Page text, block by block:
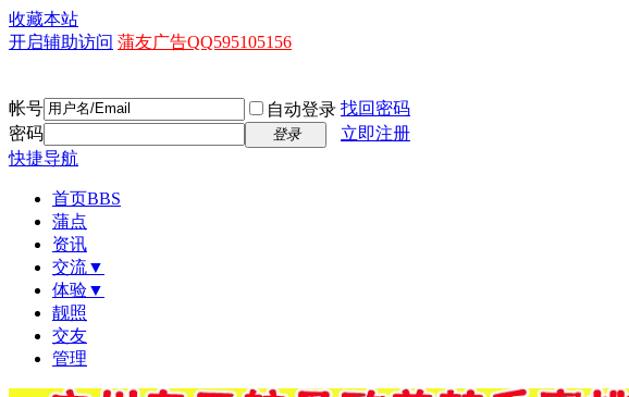
收藏本站
开启辅助访问 蒲友广告QQ595105156
帐号 自动登录 找回密码
密码
登录
立即注册
快捷导航
首页BBS
蒲点
资讯
交流▼
体验▼
靓照
交友
管理